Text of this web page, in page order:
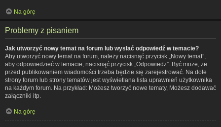
Na górę
Problemy z pisaniem
Jak utworzyć nowy temat na forum lub wysłać odpowiedź w temacie?
Aby utworzyć nowy temat na forum, należy nacisnąć przycisk „Nowy temat”,
aby odpowiedzieć w temacie, nacisnąć przycisk „Odpowiedz”. Być może, że
przed publikowaniem wiadomości trzeba będzie się zarejestrować. Na dole
strony forum lub strony tematów jest wyświetlana lista uprawnień użytkownika
na każdym forum. Na przykład: Możesz tworzyć nowe tematy, Możesz dodawać
załączniki itp.
Na górę